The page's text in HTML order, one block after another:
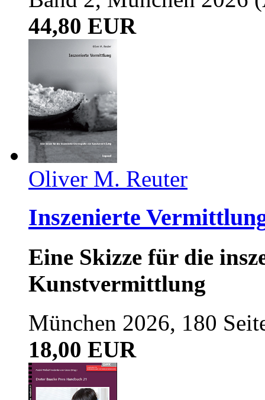
44,80 EUR
Oliver M. Reuter
Inszenierte
Eine Skizze für die
Kunstvermittlung
München 2026, 180
18,00 EUR